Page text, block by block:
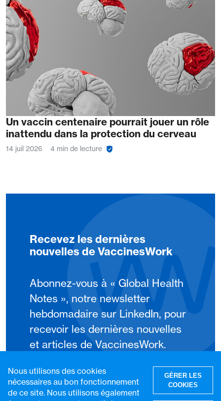
Un vaccin centenaire pourrait jouer un rôle
inattendu dans la protection du cerveau
14 juil 2026 4 min de lecture
Recevez les dernières
nouvelles de VaccinesWork
Abonnez-vous à « Global Health
Notes », notre newsletter
hebdomadaire sur LinkedIn, pour
recevoir les dernières nouvelles
et articles de VaccinesWork.
S'abonner
Nous utilisons des cookies
nécessaires au bon fonctionnement
de ce site. Nous utilisons également
GÉRER LES
COOKIES